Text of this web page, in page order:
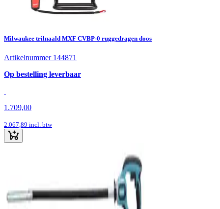
Milwaukee trilnaald MXF CVBP-0 ruggedragen doos
Artikelnummer 144871
Op bestelling leverbaar
1.709,00
2.067,89 incl. btw